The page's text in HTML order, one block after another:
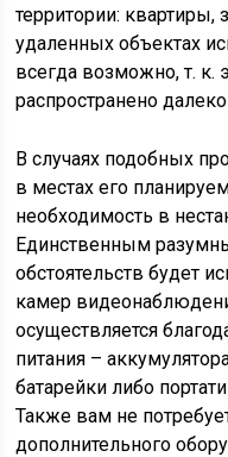
территории: квартиры,
удаленных объектах
всегда возможно, т. к.
распространено
В случаях подобных
в местах его
необходимость в
Единственным
обстоятельств будет
камер
осуществляется
питания –
батарейки либо
Также вам не
дополнительного